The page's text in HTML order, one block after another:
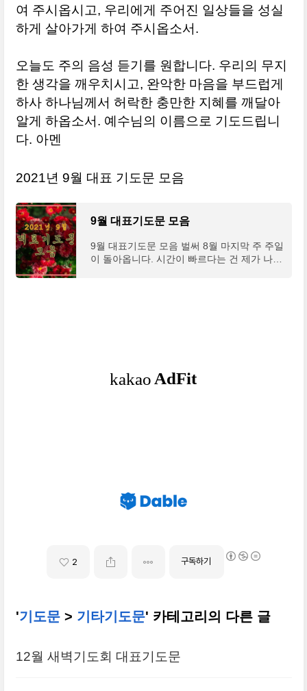
여 주시옵시고, 우리에게 주어진 일상들을 성실
하게 살아가게 하여 주시옵소서.
오늘도 주의 음성 듣기를 원합니다. 우리의 무지
한 생각을 깨우치시고, 완악한 마음을 부드럽게
하사 하나님께서 허락한 충만한 지혜를 깨달아
알게 하옵소서. 예수님의 이름으로 기도드립니
다. 아멘
2021년 9월 대표 기도문 모음
9월 대표기도문 모음
9월 대표기도문 모음 벌써 8월 마지막 주 주일
이 돌아옵니다. 시간이 빠르다는 건 제가 나이
2 구독하기
'기도문> 기타기도문' 카테고리의 다른 글
12월 새벽기도회 대표기도문